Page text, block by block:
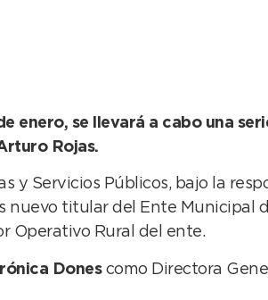
enero, se llevará a cabo una
Rojas.
y Servicios Públicos, bajo la
nuevo titular del Ente Municipal
Operativo Rural del ente.
Donescomo Directora